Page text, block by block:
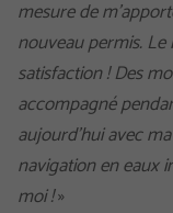
mesure de
nouveau permis. Le
satisfaction ! Des
accompagné
aujourd’hui avec
navigation en eaux
moi !»